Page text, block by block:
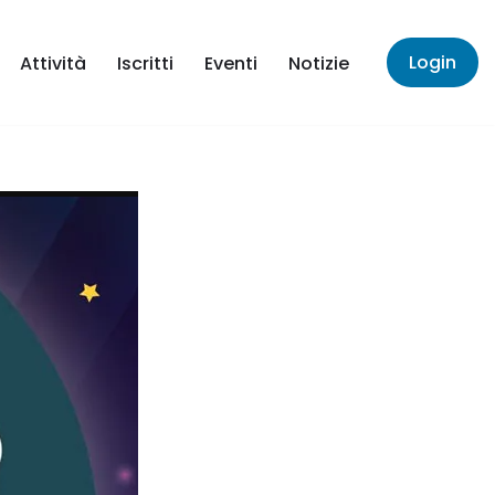
Attività Iscritti Eventi Notizie Login